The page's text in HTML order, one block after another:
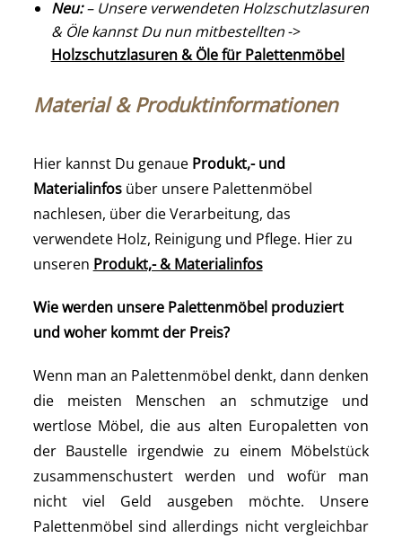
Neu:– Unsere verwendeten Holzschutzlasuren
& Öle kannst Du nun mitbestellten->
Holzschutzlasuren & Öle für Palettenmöbel
Material & Produktinformationen
Hier kannst Du genaue Produkt,- und
Materialinfosüber unsere Palettenmöbel
nachlesen, über die Verarbeitung, das
verwendete Holz, Reinigung und Pflege. Hier zu
unseren Produkt,- & Materialinfos
Wie werden unsere Palettenmöbel produziert
und woher kommt der Preis?
Wenn man an Palettenmöbel denkt, dann denken
die meisten Menschen an schmutzige und
wertlose Möbel, die aus alten Europaletten von
der Baustelle irgendwie zu einem Möbelstück
zusammenschustert werden und wofür man
nicht viel Geld ausgeben möchte. Unsere
Palettenmöbel sind allerdings nicht vergleichbar